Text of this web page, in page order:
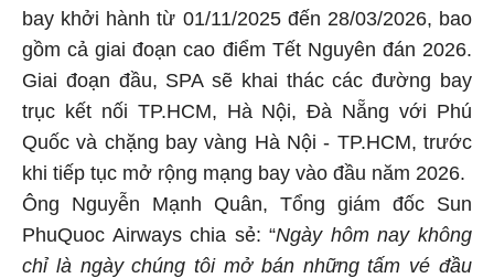
bay khởi hành từ 01/11/2025 đến 28/03/2026, bao
gồm cả giai đoạn cao điểm Tết Nguyên đán 2026.
Giai đoạn đầu, SPA sẽ khai thác các đường bay
trục kết nối TP.HCM, Hà Nội, Đà Nẵng với Phú
Quốc và chặng bay vàng Hà Nội - TP.HCM, trước
khi tiếp tục mở rộng mạng bay vào đầu năm 2026.
Ông Nguyễn Mạnh Quân, Tổng giám đốc Sun
PhuQuoc Airways chia sẻ: “Ngày hôm nay không
chỉ là ngày chúng tôi mở bán những tấm vé đầu